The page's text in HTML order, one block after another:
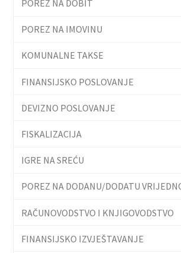
POREZ NA DOBIT
POREZ NA IMOVINU
KOMUNALNE TAKSE
FINANSIJSKO POSLOVANJE
DEVIZNO POSLOVANJE
FISKALIZACIJA
IGRE NA SREĆU
POREZ NA DODANU/DODATU
RAČUNOVODSTVO I KNJIGOVODSTVO
FINANSIJSKO IZVJEŠTAVANJE